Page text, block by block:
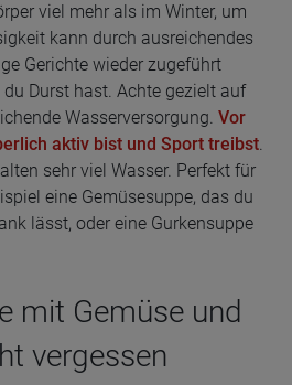
viel mehr als im Winter, um
kann durch ausreichendes
Gerichte wieder zugeführt
Durst hast. Achte gezielt auf
Wasserversorgung. Vor
aktiv bist und Sport treibst.
sehr viel Wasser. Perfekt für
eine Gemüsesuppe, das du
lässt, oder eine Gurkensuppe
mit Gemüse und
vergessen